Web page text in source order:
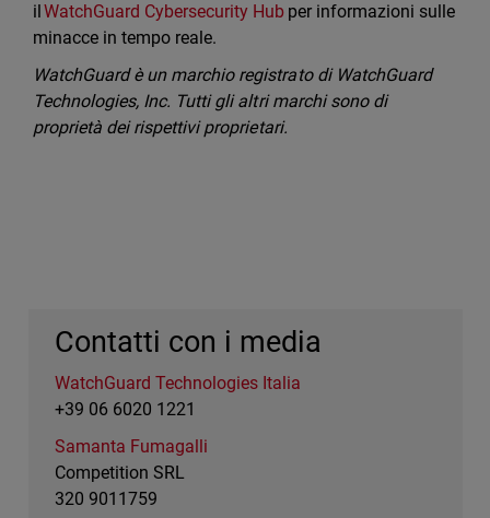
ilWatchGuard Cybersecurity Hub per informazioni sulle
minacce in tempo reale.
WatchGuard è un marchio registrato di WatchGuard
Technologies, Inc. Tutti gli altri marchi sono di
proprietà dei rispettivi proprietari.
Contatti con i media
WatchGuard Technologies Italia
+39 06 6020 1221
Samanta Fumagalli
Competition SRL
320 9011759